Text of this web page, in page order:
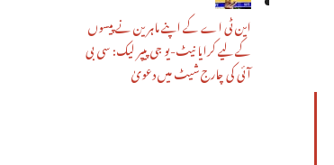
این ٹی اے کے اپنے ماہرین نے پیسوں
کے لیے کرایا نیٹ-یو جی پیپر لیک: سی بی
آئی کی چارج شیٹ میں دعویٰ